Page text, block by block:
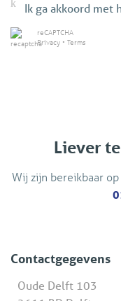
Ik ga akkoord met
reCAPTCHA
Privacy • Terms
Liever
Wij zijn bereikbaar
Contactgegevens
Oude Delft 103